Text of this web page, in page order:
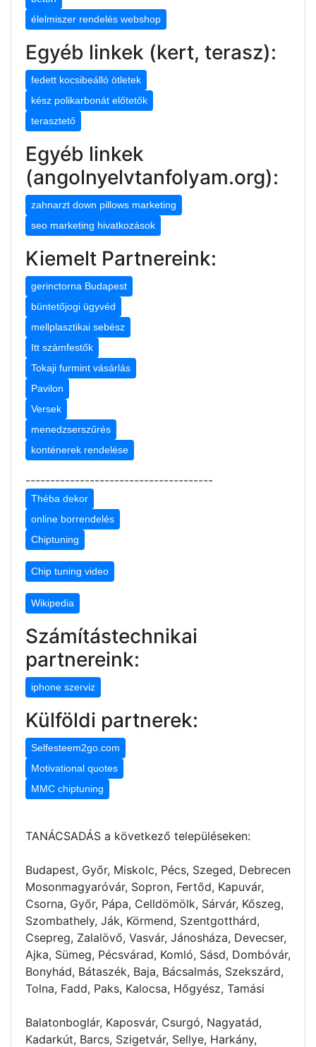
élelmiszer rendelés webshop
Egyéb linkek (kert, terasz):
fedett kocsibeálló ötletek
kész polikarbonát előtetők
terasztető
Egyéb linkek
(angolnyelvtanfolyam.org):
zahnarzt down pillows marketing
seo marketing hivatkozások
Kiemelt Partnereink:
gerinctorna Budapest
büntetőjogi ügyvéd
mellplasztikai sebész
Itt számfestők
Tokaji furmint vásárlás
Pavilon
Versek
menedzserszűrés
konténerek rendelése
--------------------------------------
Théba dekor
online borrendelés
Chiptuning
Chip tuning video
Wikipedia
Számítástechnikai
partnereink:
iphone szerviz
Külföldi partnerek:
Selfesteem2go.com
Motivational quotes
MMC chiptuning
TANÁCSADÁS a következő településeken:
Budapest, Győr, Miskolc, Pécs, Szeged, Debrecen
Mosonmagyaróvár, Sopron, Fertőd, Kapuvár,
Csorna, Győr, Pápa, Celldömölk, Sárvár, Kőszeg,
Szombathely, Ják, Körmend, Szentgotthárd,
Csepreg, Zalalövő, Vasvár, Jánosháza, Devecser,
Ajka, Sümeg, Pécsvárad, Komló, Sásd, Dombóvár,
Bonyhád, Bátaszék, Baja, Bácsalmás, Szekszárd,
Tolna, Fadd, Paks, Kalocsa, Hőgyész, Tamási
Balatonboglár, Kaposvár, Csurgó, Nagyatád,
Kadarkút, Barcs, Szigetvár, Sellye, Harkány,